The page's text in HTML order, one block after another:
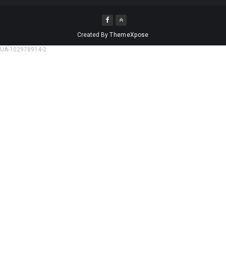
Created ByThemeXpose
UA-102978914-2